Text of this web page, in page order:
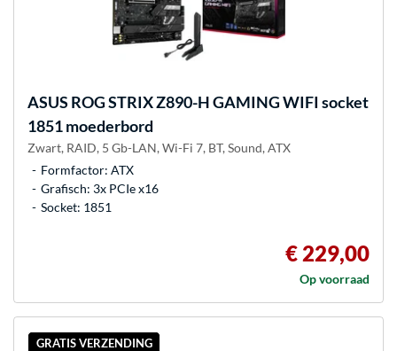
ASUS ROG STRIX Z890-H GAMING WIFI socket
1851 moederbord
Zwart, RAID, 5 Gb-LAN, Wi-Fi 7, BT, Sound, ATX
Formfactor: ATX
Grafisch: 3x PCIe x16
Socket: 1851
€ 229,00
Op voorraad
GRATIS VERZENDING